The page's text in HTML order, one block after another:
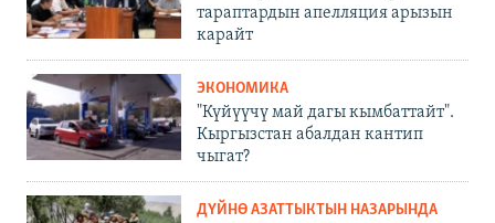
тараптардын апелляция арызын
карайт
ЭКОНОМИКА
"Күйүүчү май дагы кымбаттайт".
Кыргызстан абалдан кантип
чыгат?
ДҮЙНӨ АЗАТТЫКТЫН НАЗАРЫНДА